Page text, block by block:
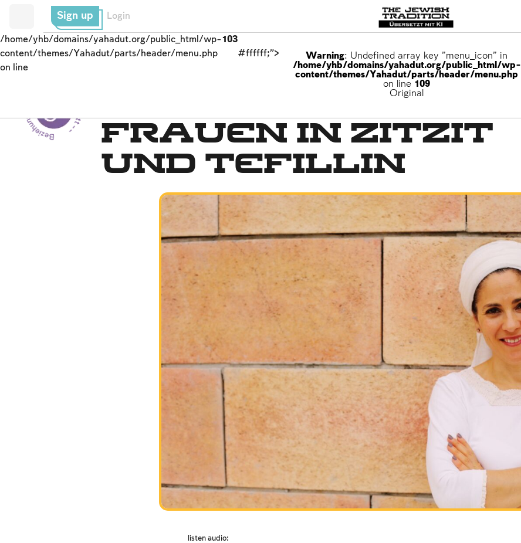
Sign up Login
/home/yhb/domains/yahadut.org/public_html/wp-
content/themes/Yahadut/parts/header/menu.php
on line
103
#ffffff;">
Warning: Undefined array key "menu_icon" in
/home/yhb/domains/yahadut.org/public_html/wp-
content/themes/Yahadut/parts/header/menu.php
on line 109
Original
Beziehung zwischen Mensch und Gott -- Frauen in Zitzit
und Tefillin
listen audio: